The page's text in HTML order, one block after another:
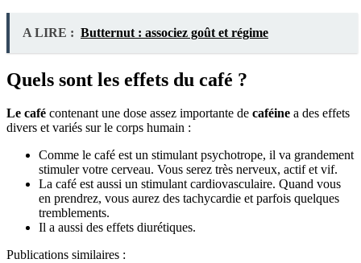
A LIRE : Butternut : associez goût et régime
Quels sont les effets du café ?
Le café contenant une dose assez importante de caféine a des effets
divers et variés sur le corps humain :
Comme le café est un stimulant psychotrope, il va grandement
stimuler votre cerveau. Vous serez très nerveux, actif et vif.
La café est aussi un stimulant cardiovasculaire. Quand vous
en prendrez, vous aurez des tachycardie et parfois quelques
tremblements.
Il a aussi des effets diurétiques.
Publications similaires :